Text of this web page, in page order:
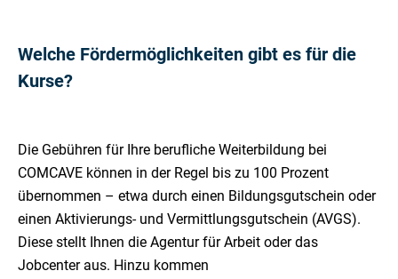
Welche Fördermöglichkeiten gibt es für die
Kurse?
Die Gebühren für Ihre berufliche Weiterbildung bei
COMCAVE können in der Regel bis zu 100 Prozent
übernommen – etwa durch einen Bildungsgutschein oder
einen Aktivierungs- und Vermittlungsgutschein (AVGS).
Diese stellt Ihnen die Agentur für Arbeit oder das
Jobcenter aus. Hinzu kommen